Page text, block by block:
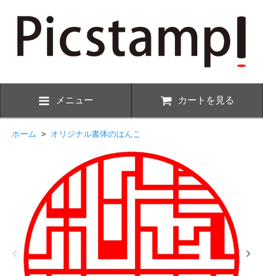
メニュー カートを見る
ホーム > オリジナル書体のはんこ